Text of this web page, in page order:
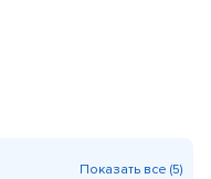
Показать все (5)